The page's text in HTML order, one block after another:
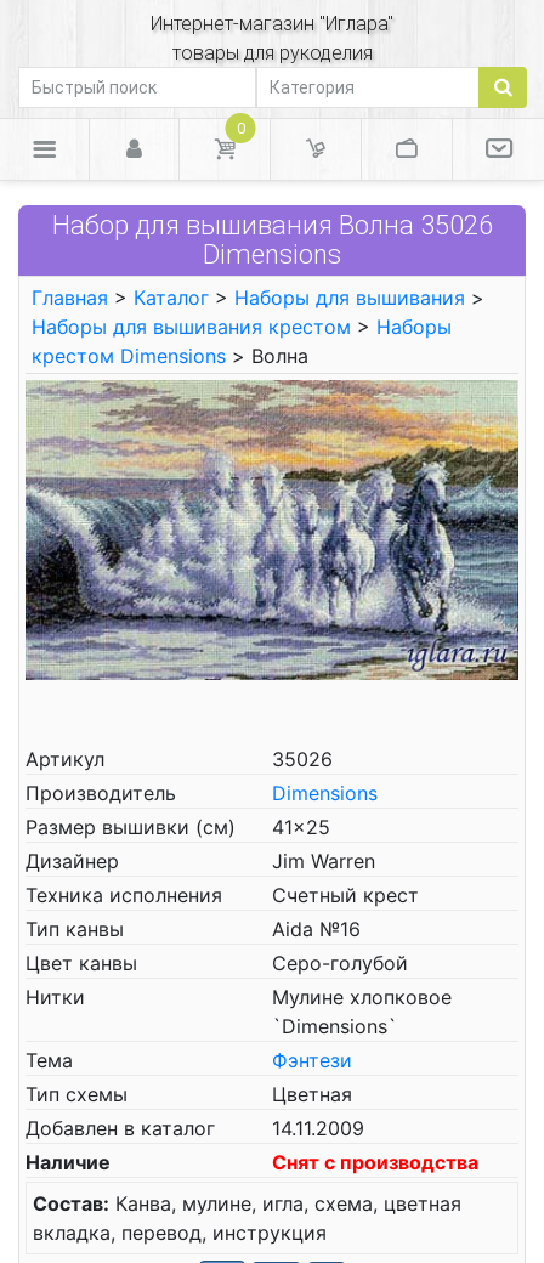
Интернет-магазин "Иглара"
товары для рукоделия
0
Набор для вышивания Волна 35026
Dimensions
Главная > Каталог > Наборы для вышивания >
Наборы для вышивания крестом > Наборы
крестом Dimensions > Волна
Артикул
35026
Производитель
Dimensions
Размер вышивки (см)
41x25
Дизайнер
Jim Warren
Техника исполнения
Счетный крест
Тип канвы
Aida №16
Цвет канвы
Серо-голубой
Нитки
Мулине хлопковое
`Dimensions`
Тема
Фэнтези
Тип схемы
Цветная
Добавлен в каталог
14.11.2009
Наличие
Снят с производства
Состав: Канва, мулине, игла, схема, цветная
вкладка, перевод, инструкция